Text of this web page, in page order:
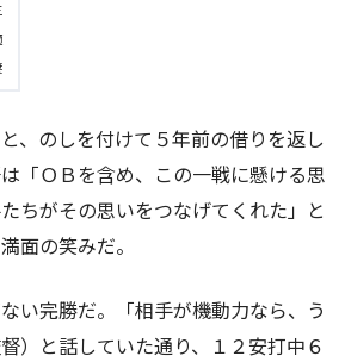
、のしを付けて５年前の借りを返し
「ＯＢを含め、この一戦に懸ける思
ちがその思いをつなげてくれた」と
面の笑みだ。
い完勝だ。「相手が機動力なら、う
）と話していた通り、１２安打中６